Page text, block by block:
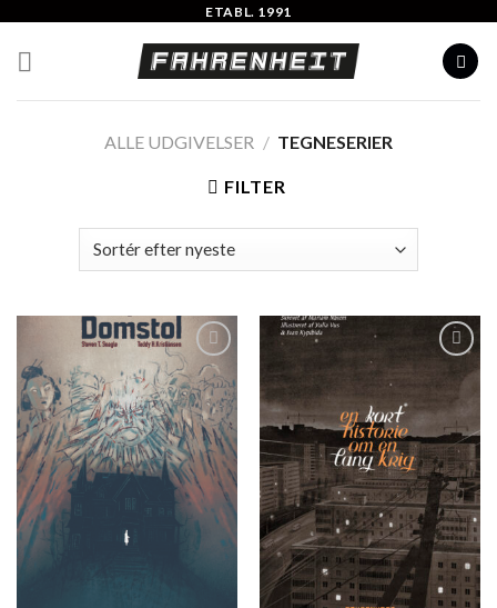
content
ETABL. 1991
ALLE UDGIVELSER / TEGNESERIER
FILTER
Add to
Wishlist
Add to